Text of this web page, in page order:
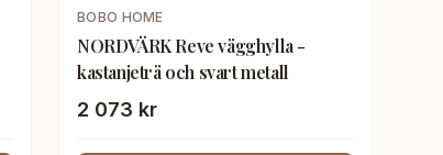
BOBO HOME
NORDVÄRK Reve vägghylla -
kastanjeträ och svart metall
2 073 kr